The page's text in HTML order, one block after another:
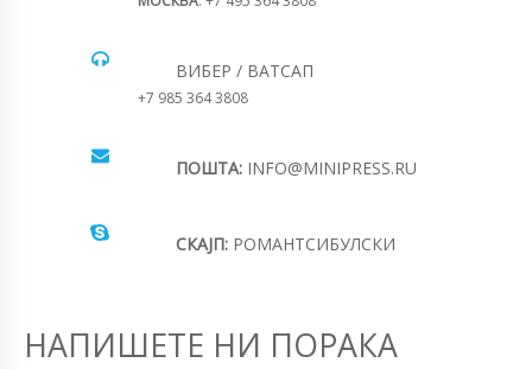
ВИБЕР / ВАТСАП
+7 985 364 3808
ПОШТА: INFO@MINIPRESS.RU
СКАЈП: РОМАНТСИБУЛСКИ
НАПИШЕТЕ НИ ПОРАКА